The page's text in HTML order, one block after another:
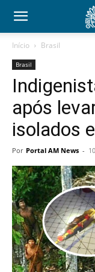
Início Brasil
Brasil
após
isolados
Por Portal AM News -